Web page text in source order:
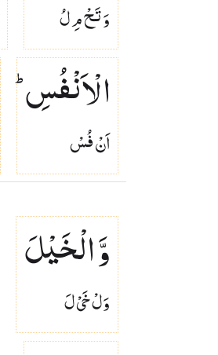
وَ تَحْ مِ لُ
الْاَنْفُسِ ؕ
اَنْ فُسْ
وَّ الْخَیْلَ
وَلْ خَىْ لَ